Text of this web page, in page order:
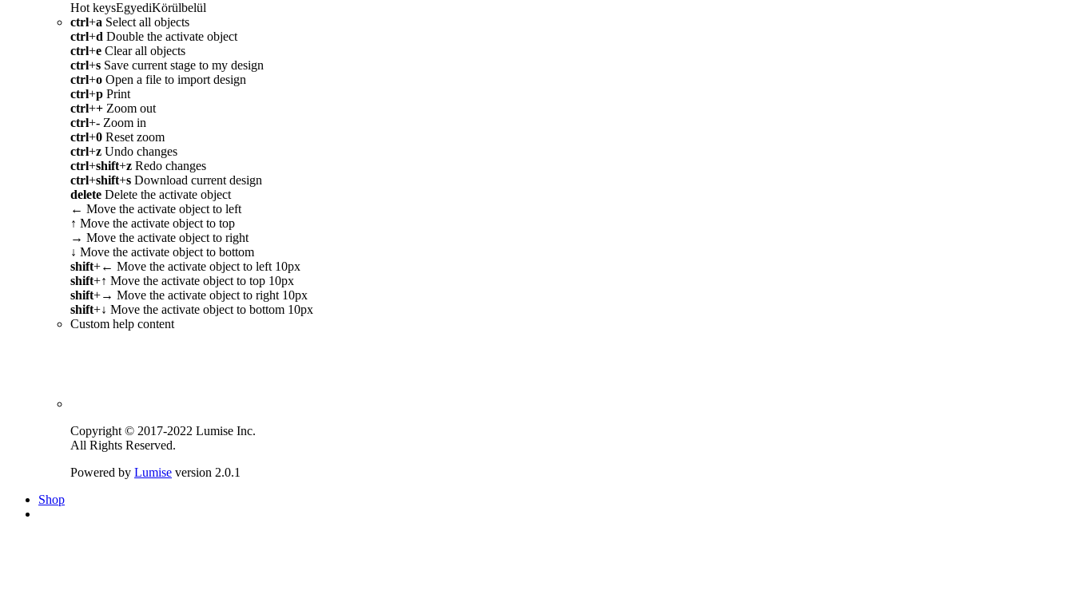
Hot keysEgyediKörülbelül
ctrl+a Select all objects
ctrl+d Double the activate object
ctrl+e Clear all objects
ctrl+s Save current stage to my design
ctrl+o Open a file to import design
ctrl+p Print
ctrl++ Zoom out
ctrl+- Zoom in
ctrl+0 Reset zoom
ctrl+z Undo changes
ctrl+shift+z Redo changes
ctrl+shift+s Download current design
delete Delete the activate object
← Move the activate object to left
↑ Move the activate object to top
→ Move the activate object to right
↓ Move the activate object to bottom
shift+← Move the activate object to left 10px
shift+↑ Move the activate object to top 10px
shift+→ Move the activate object to right 10px
shift+↓ Move the activate object to bottom 10px
Custom help content
Copyright © 2017-2022 Lumise Inc.
All Rights Reserved.
Powered by Lumise version 2.0.1
Shop